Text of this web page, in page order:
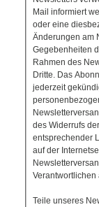
Mail informiert
oder eine
Änderungen am
Gegebenheiten
Rahmen des
Dritte. Das
jederzeit
des Widerrufs
entsprechender
auf der
Verantwortlichen
Teile unseres